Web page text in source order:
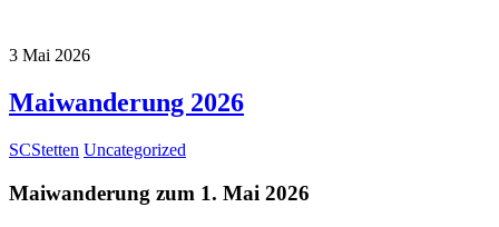
3 Mai 2026
Maiwanderung 2026
SCStetten Uncategorized
Maiwanderung zum 1. Mai 2026